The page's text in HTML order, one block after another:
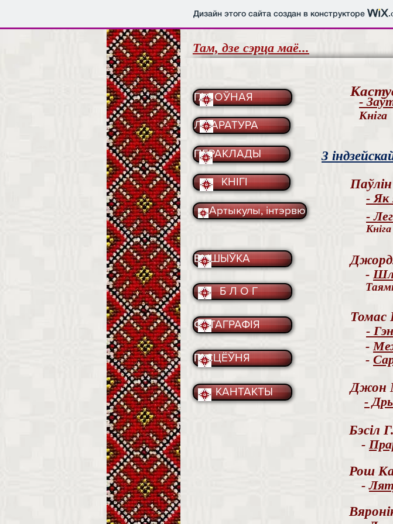
Дизайн этого сайта создан в конструкторе
Там, дзе сэрца маё...
ГАЛОЎНАЯ
ЛІТАРАТУРА
ПЕРАКЛАДЫ
КНІГІ
Артыкулы, інтэрвю
ВЫШЫЎКА
Б Л О Г
ФАТАГРАФІЯ
ГАСЦЁЎНЯ
КАНТАКТЫ
-
Кніга
З
- Як
-
Кніга
-
Томас
-
-
-
Джон
-
Бэсіл
-
Рош
-